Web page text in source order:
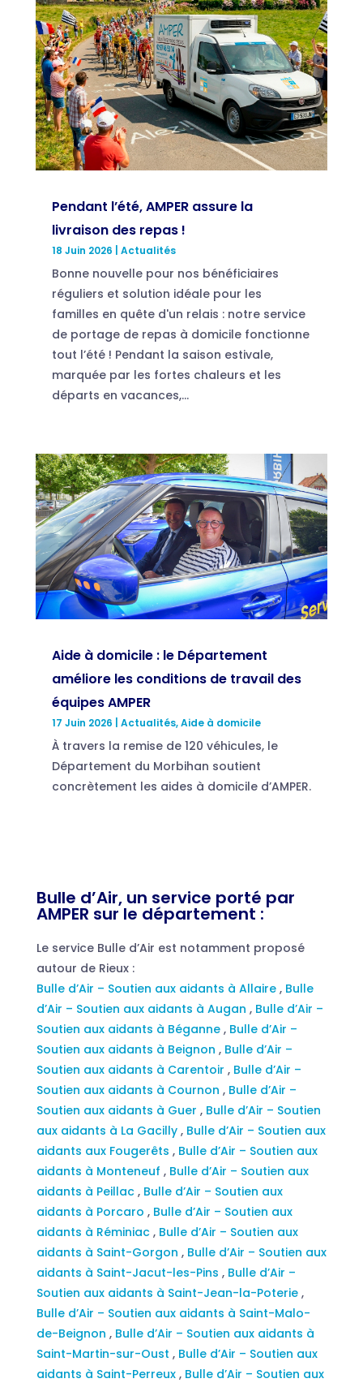
Pendant l’été, AMPER assure la
livraison des repas !
18 Juin 2026 Actualités
Bonne nouvelle pour nos bénéficiaires
réguliers et solution idéale pour les
familles en quête d'un relais : notre service
de portage de repas à domicile fonctionne
tout l’été ! Pendant la saison estivale,
marquée par les fortes chaleurs et les
départs en vacances,...
Aide à domicile : le Département
améliore les conditions de travail des
équipes AMPER
17 Juin 2026 Actualités,Aide à domicile
À travers la remise de 120 véhicules, le
Département du Morbihan soutient
concrètement les aides à domicile d’AMPER.
Bulle d’Air, un service porté par
AMPER sur le département :
Le service Bulle d’Air est notamment proposé
autour de Rieux :
Bulle d’Air – Soutien aux aidants à Allaire , Bulle
d’Air – Soutien aux aidants à Augan , Bulle d’Air –
Soutien aux aidants à Béganne , Bulle d’Air –
Soutien aux aidants à Beignon , Bulle d’Air –
Soutien aux aidants à Carentoir , Bulle d’Air –
Soutien aux aidants à Cournon , Bulle d’Air –
Soutien aux aidants à Guer , Bulle d’Air – Soutien
aux aidants à La Gacilly , Bulle d’Air – Soutien aux
aidants aux Fougerêts , Bulle d’Air – Soutien aux
aidants à Monteneuf , Bulle d’Air – Soutien aux
aidants à Peillac , Bulle d’Air – Soutien aux
aidants à Porcaro , Bulle d’Air – Soutien aux
aidants à Réminiac , Bulle d’Air – Soutien aux
aidants à Saint-Gorgon , Bulle d’Air – Soutien aux
aidants à Saint-Jacut-les-Pins , Bulle d’Air –
Soutien aux aidants à Saint-Jean-la-Poterie ,
Bulle d’Air – Soutien aux aidants à Saint-Malo-
de-Beignon , Bulle d’Air – Soutien aux aidants à
Saint-Martin-sur-Oust , Bulle d’Air – Soutien aux
aidants à Saint-Perreux , Bulle d’Air – Soutien aux